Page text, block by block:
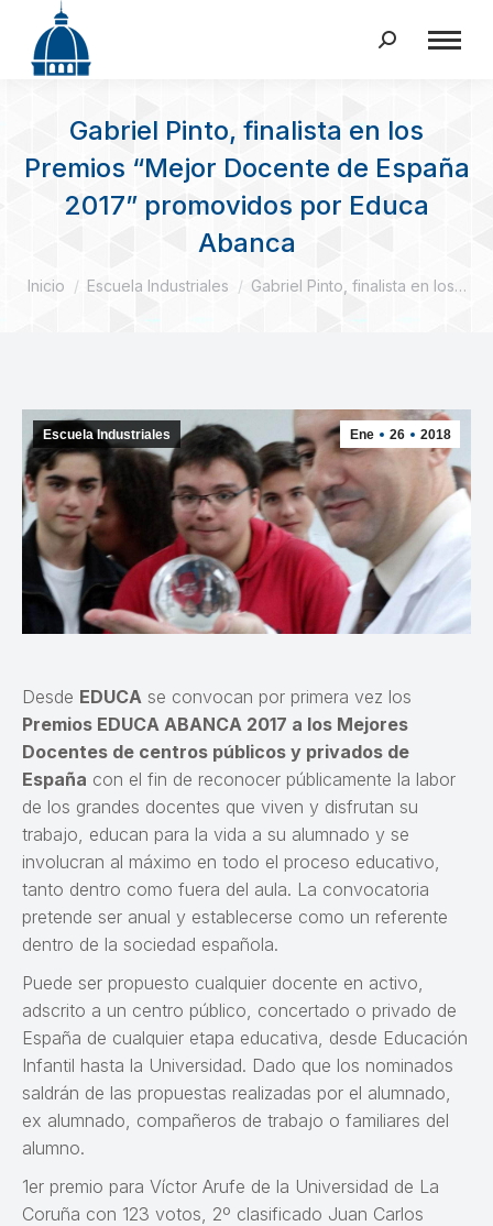
Buscar:
Gabriel Pinto, finalista en los
Premios “Mejor Docente de España
2017” promovidos por Educa
Abanca
Estás aquí:
Inicio Escuela Industriales Gabriel Pinto, finalista en los…
Ene 26 2018
Escuela Industriales
Desde EDUCA se convocan por primera vez los
Premios EDUCA ABANCA 2017 a los Mejores
Docentes de centros públicos y privados de
España con el fin de reconocer públicamente la labor
de los grandes docentes que viven y disfrutan su
trabajo, educan para la vida a su alumnado y se
involucran al máximo en todo el proceso educativo,
tanto dentro como fuera del aula. La convocatoria
pretende ser anual y establecerse como un referente
dentro de la sociedad española.
Puede ser propuesto cualquier docente en activo,
adscrito a un centro público, concertado o privado de
España de cualquier etapa educativa, desde Educación
Infantil hasta la Universidad. Dado que los nominados
saldrán de las propuestas realizadas por el alumnado,
ex alumnado, compañeros de trabajo o familiares del
alumno.
1er premio para Víctor Arufe de la Universidad de La
Coruña con 123 votos, 2º clasificado Juan Carlos